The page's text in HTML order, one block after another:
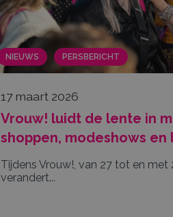
NIEUWS PERSBERICHT
17 maart 2026
Vrouw! luidt de lente in
shoppen, modeshows
Tijdens Vrouw!, van 27 tot en met
verandert...